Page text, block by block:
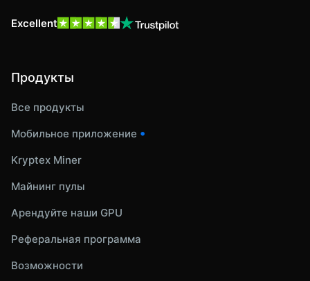
Excellent
Продукты
Все продукты
Мобильное приложение •
Kryptex Miner
Майнинг пулы
Арендуйте наши GPU
Реферальная программа
Возможности